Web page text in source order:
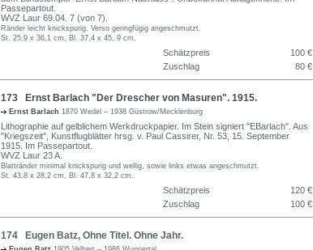
Passepartout.
WVZ Laur 69.04. 7 (von 7).
Ränder leicht knickspurig. Verso geringfügig angeschmutzt.
St. 25,9 x 36,1 cm, Bl. 37,4 x 45, 9 cm.
Schätzpreis
100 €
Zuschlag
80 €
173 Ernst Barlach "Der Drescher von Masuren". 1915.
Ernst Barlach 1870 Wedel – 1938 Güstrow/Mecklenburg
Lithographie auf gelblichem Werkdruckpapier. Im Stein signiert "EBarlach". Aus
"Kriegszeit", Kunstflugblätter hrsg. v. Paul Cassirer, Nr. 53, 15. September
1915. Im Passepartout.
WVZ Laur 23 A.
Blattränder minimal knickspurig und wellig, sowie links etwas angeschmutzt.
St. 43,8 x 28,2 cm, Bl. 47,8 x 32,2 cm.
Schätzpreis
120 €
Zuschlag
100 €
174 Eugen Batz, Ohne Titel. Ohne Jahr.